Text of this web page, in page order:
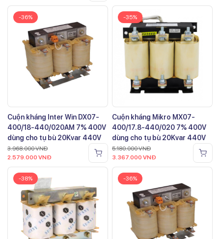
-36%
Cuộn kháng Inter Win DX07-
400/18-440/020AM 7% 400V
dùng cho tụ bù 20Kvar 440V
3.968.000VNĐ
2.579.000 VNĐ
-35%
Cuộn kháng Mikro MX07-
400/17.8-440/020 7% 400V
dùng cho tụ bù 20Kvar 440V
5.180.000VNĐ
3.367.000 VNĐ
-38% -36%